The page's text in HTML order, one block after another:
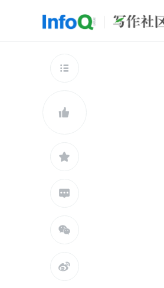
查看更多





